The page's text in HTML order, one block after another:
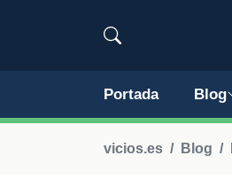
Portada Blog
vicios.es Blog